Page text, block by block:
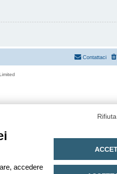
Contattaci
accedere